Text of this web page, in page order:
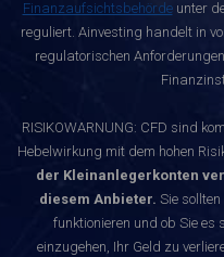
Finanzaufsichtsbehördeunter
reguliert. Ainvesting handelt in
regulatorischen
RISIKOWARNUNG: CFD sind
Hebelwirkung mit dem hohen
der Kleinanlegerkonten
diesem Anbieter. Sie
funktionieren und ob Sie es
einzugehen, Ihr Geld zu